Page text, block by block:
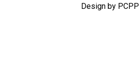
Design by PCPP